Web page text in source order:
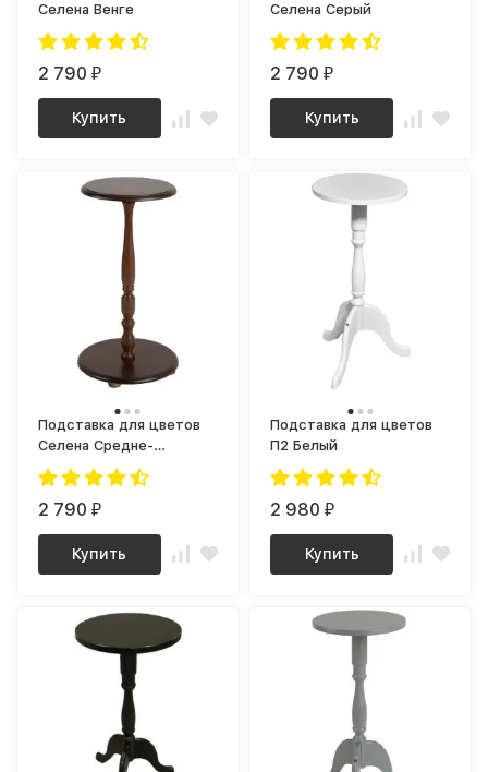
Селена Венге
2 790₽
Купить
Селена Серый
2 790₽
Купить
Подставка для цветов
Селена Средне-
коричневый
2 790₽
Купить
Подставка для цветов
П2 Белый
2 980₽
Купить